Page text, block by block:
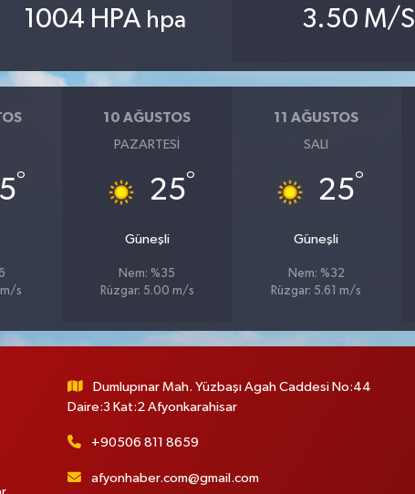
1004 HPA hpa 3.50 M/S
°
m/s
10 AĞUSTOS
PAZARTESI
25°
Güneşli
Nem: %35
Rüzgar: 5.00 m/s
11 AĞUSTOS
SALI
25°
Güneşli
Nem: %32
Rüzgar: 5.61 m/s
Dumlupınar Mah. Yüzbaşı Agah Caddesi No:44
Daire:3 Kat:2 Afyonkarahisar
+90506 811 8659
afyonhaber.com@gmail.com